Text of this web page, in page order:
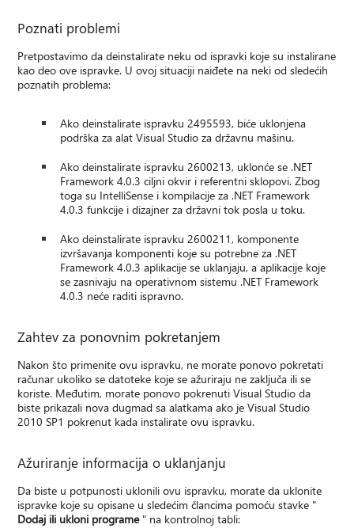
Poznati problemi
Pretpostavimo da deinstalirate neku od ispravki koje su instalirane
kao deo ove ispravke. U ovoj situaciji naiđete na neki od sledećih
poznatih problema:
Ako deinstalirate ispravku 2495593, biće uklonjena
podrška za alat Visual Studio za državnu mašinu.
Ako deinstalirate ispravku 2600213, uklonće se .NET
Framework 4.0.3 ciljni okvir i referentni sklopovi. Zbog
toga su IntelliSense i kompilacije za .NET Framework
4.0.3 funkcije i dizajner za državni tok posla u toku.
Ako deinstalirate ispravku 2600211, komponente
izvršavanja komponenti koje su potrebne za .NET
Framework 4.0.3 aplikacije se uklanjaju, a aplikacije koje
se zasnivaju na operativnom sistemu .NET Framework
4.0.3 neće raditi ispravno.
Zahtev za ponovnim pokretanjem
Nakon što primenite ovu ispravku, ne morate ponovo pokretati
računar ukoliko se datoteke koje se ažuriraju ne zaključa ili se
koriste. Međutim, morate ponovo pokrenuti Visual Studio da
biste prikazali nova dugmad sa alatkama ako je Visual Studio
2010 SP1 pokrenut kada instalirate ovu ispravku.
Ažuriranje informacija o uklanjanju
Da biste u potpunosti uklonili ovu ispravku, morate da uklonite
ispravke koje su opisane u sledećim člancima pomoću stavke "
Dodaj ili ukloni programe" na kontrolnoj tabli: